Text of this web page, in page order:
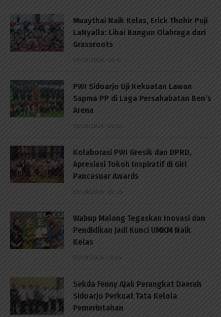
Muaythai Naik Kelas, Erick Thohir Puji
LaNyalla: Lihai Bangun Olahraga dari
Grassroots
05/08/2026 - 20:41
PWI Sidoarjo Uji Kekuatan Lawan
Sapma PP di Laga Persahabatan Ben’s
Arena
05/08/2026 - 20:10
Kolaborasi PWI Gresik dan DPRD,
Apresiasi Tokoh Inspiratif di Giri
Pancasuar Awards
05/08/2026 - 20:05
Wabup Malang Tegaskan Inovasi dan
Pendidikan Jadi Kunci UMKM Naik
Kelas
05/08/2026 - 19:04
Sekda Fenny Ajak Perangkat Daerah
Sidoarjo Perkuat Tata Kelola
Pemerintahan